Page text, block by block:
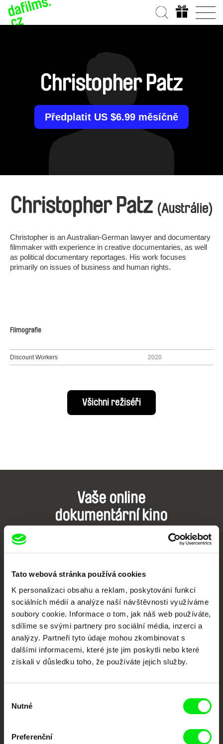
Tato webová stránka používá cookies
K personalizaci obsahu a reklam, poskytování funkcí
sociálních médií a analýze naší návštěvnosti využíváme
soubory cookie. Informace o tom, jak náš web používáte,
sdílíme se svými partnery pro sociální média, inzerci a
analýzy. Partneři tyto údaje mohou zkombinovat s
dalšími informacemi, které jste jim poskytli nebo které
získali v důsledku toho, že používáte jejich služby.
souhlasu
Nutné
Preferenční
Christopher Patz
Předplatit US $6.99 měsíčně
Christopher Patz (Austrálie)
Christopher is an Australian-German lawyer and documentary
filmmaker with experience in creative documentaries, as well
as political documentary reportages. His work focuses
primarily on issues of business and human rights.
Filmografie
Discount Workers 2020
Všichni režiséři
Vaše online
dokumentární kino
každý týden
festivalů dokumentárního filmu sdružených do Doc Alliance. Naším cílem je
podporovat kvalitní autorské filmy.
Členové Doc Alliance
DOK Leipzig